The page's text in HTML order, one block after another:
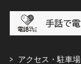
アクセス・駐車場